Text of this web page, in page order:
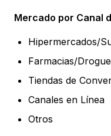
Mercado por Canal
Hipermercados/
Farmacias/
Tiendas de
Canales en Línea
Otros